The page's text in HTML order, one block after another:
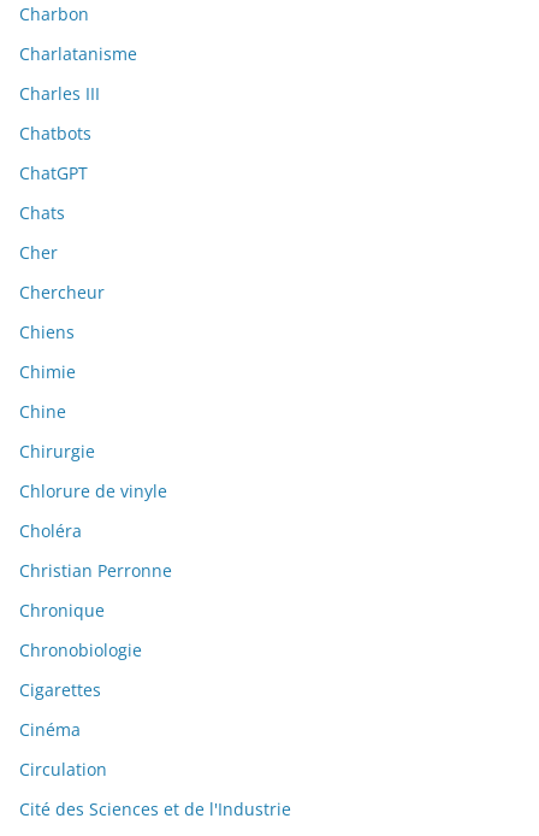
Charbon
Charlatanisme
Charles III
Chatbots
ChatGPT
Chats
Cher
Chercheur
Chiens
Chimie
Chine
Chirurgie
Chlorure de vinyle
Choléra
Christian Perronne
Chronique
Chronobiologie
Cigarettes
Cinéma
Circulation
Cité des Sciences et de l'Industrie